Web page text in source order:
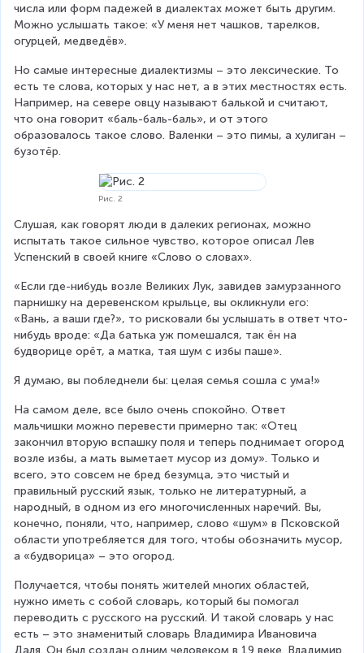
числа или форм падежей в диалектах может быть другим.
Можно услышать такое: «У меня нет чашков, тарелков,
огурцей, медведёв».
Но самые интересные диалектизмы – это лексические. То
есть те слова, которых у нас нет, а в этих местностях есть.
Например, на севере овцу называют балькой и считают,
что она говорит «баль-баль-баль», и от этого
образовалось такое слово. Валенки – это пимы, а хулиган –
бузотёр.
Рис. 2
Слушая, как говорят люди в далеких регионах, можно
испытать такое сильное чувство, которое описал Лев
Успенский в своей книге «Слово о словах».
«Если где-нибудь возле Великих Лук, завидев замурзанного
парнишку на деревенском крыльце, вы окликнули его:
«Вань, а ваши где?», то рисковали бы услышать в ответ что-
нибудь вроде: «Да батька уж помешался, так ён на
будворице орёт, а матка, тая шум с избы паше».
Я думаю, вы побледнели бы: целая семья сошла с ума!»
На самом деле, все было очень спокойно. Ответ
мальчишки можно перевести примерно так: «Отец
закончил вторую вспашку поля и теперь поднимает огород
возле избы, а мать выметает мусор из дому». Только и
всего, это совсем не бред безумца, это чистый и
правильный русский язык, только не литературный, а
народный, в одном из его многочисленных наречий. Вы,
конечно, поняли, что, например, слово «шум» в Псковской
области употребляется для того, чтобы обозначить мусор,
а «будворица» – это огород.
Получается, чтобы понять жителей многих областей,
нужно иметь с собой словарь, который бы помогал
переводить с русского на русский. И такой словарь у нас
есть – это знаменитый словарь Владимира Ивановича
Даля. Он был создан одним человеком в 19 веке. Владимир